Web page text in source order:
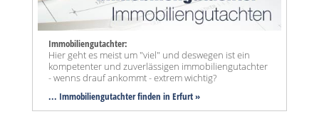
Immobiliengutachter:
Hier geht es meist um "viel" und deswegen ist ein
kompetenter und zuverlässigen immobiliengutachter
- wenns drauf ankommt - extrem wichtig?
... Immobiliengutachter finden in Erfurt »